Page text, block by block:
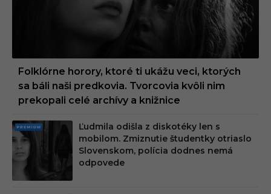
Folklórne horory, ktoré ti ukážu veci, ktorých
sa báli naši predkovia. Tvorcovia kvôli nim
prekopali celé archívy a knižnice
PRE
MIU
M
Ľudmila odišla z diskotéky len s
mobilom. Zmiznutie študentky otriaslo
Slovenskom, polícia dodnes nemá
odpovede